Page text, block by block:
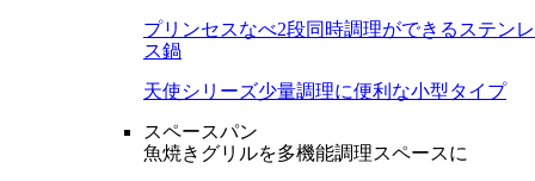
プリンセスなべ2段同時調理ができるステンレ
ス鍋
天使シリーズ少量調理に便利な小型タイプ
スペースパン
魚焼きグリルを多機能調理スペースに